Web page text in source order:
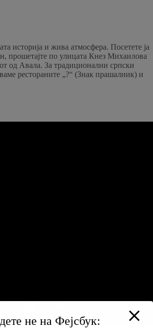
историја и жива атмосфера. Посетете ја
прошетајте по улицата Кнез Михаилова
од Авала. За традиционални српски
рестораните „?“ (Знак прашалник) и
не на Фејсбук: